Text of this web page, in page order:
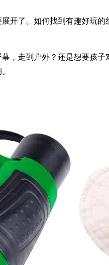
开了。如何找到有趣好玩
，走到户外？还是想要孩